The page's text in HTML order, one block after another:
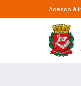
Pular para oAcesso à